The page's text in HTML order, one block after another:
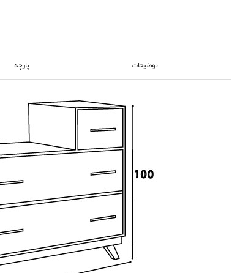
توضیحات پارچه